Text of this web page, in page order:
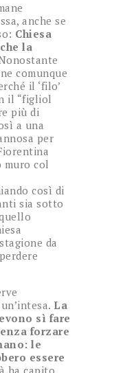
anche se
Chiesa
la
comunque
il ‘filo’
il “figliol
più di
a una
per
muro col
così di
sia sotto
da
La
sì fare
forzare
le
essere